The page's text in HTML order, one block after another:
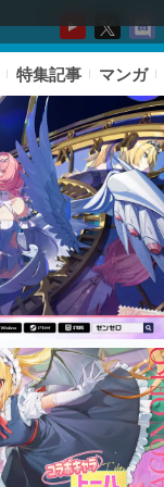
特集記事 マンガ